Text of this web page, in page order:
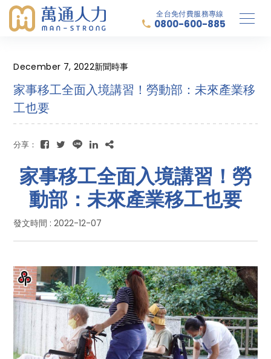
全台免付費服務專線
0800-600-885
December 7, 2022新聞時事
家事移工全面入境講習！勞動部：未來產業移
工也要
分享：
家事移工全面入境講習！勞
動部：未來產業移工也要
發文時間 : 2022-12-07